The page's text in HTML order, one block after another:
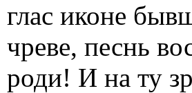
глас иконе
чреве, песнь
роди! И на ту